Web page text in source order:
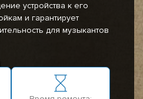
устройства к его
и гарантирует
для музыкантов